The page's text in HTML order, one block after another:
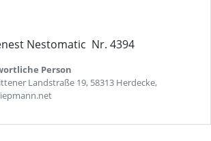
Nestomatic Nr. 4394
Person
Landstraße 19, 58313 Herdecke,